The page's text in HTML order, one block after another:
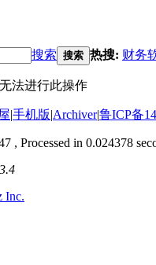
搜索 搜索 热搜: 财务
法进行此操作
|手机版|Archiver|鲁ICP备
, Processed in 0.024378
Inc.